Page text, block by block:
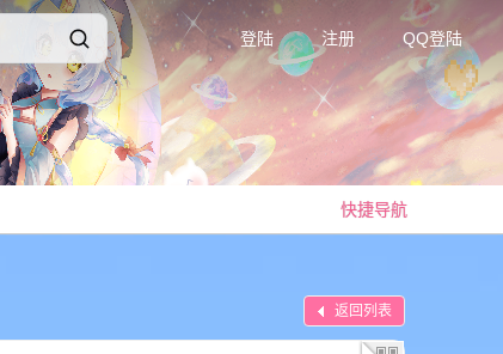
登陆 注册 QQ登陆
快捷导航
返回列表